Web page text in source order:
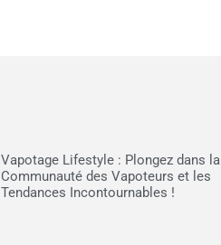
Vapotage Lifestyle : Plongez dans la
Communauté des Vapoteurs et les
Tendances Incontournables !